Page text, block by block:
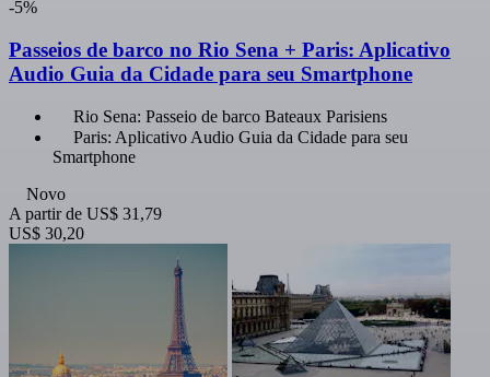
-5%
Passeios de barco no Rio Sena + Paris: Aplicativo
Audio Guia da Cidade para seu Smartphone
Rio Sena: Passeio de barco Bateaux Parisiens
Paris: Aplicativo Audio Guia da Cidade para seu
Smartphone
Novo
A partir de US$ 31,79
US$ 30,20